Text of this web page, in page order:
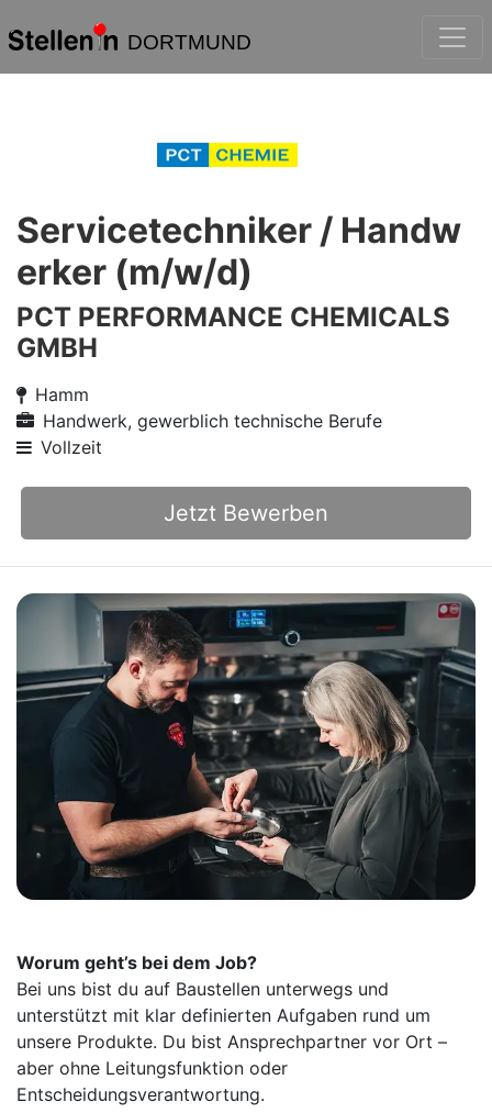
DORTMUND
Servicetechniker / Handw
erker (m/w/d)
PCT PERFORMANCE CHEMICALS
GMBH
Hamm
Handwerk, gewerblich technische Berufe
Vollzeit
Jetzt Bewerben
Worum geht’s bei dem Job?
Bei uns bist du auf Baustellen unterwegs und
unterstützt mit klar definierten Aufgaben rund um
unsere Produkte. Du bist Ansprechpartner vor Ort –
aber ohne Leitungsfunktion oder
Entscheidungsverantwortung.